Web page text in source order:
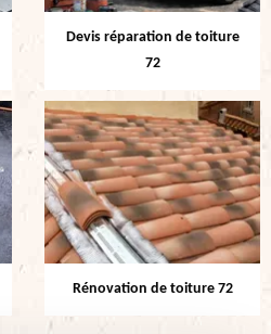
Devis réparation de toiture
72
Rénovation de toiture 72